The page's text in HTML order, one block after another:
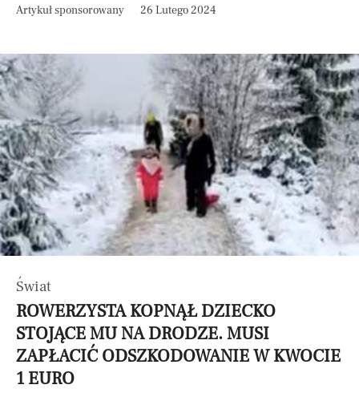
Artykuł sponsorowany 26 Lutego 2024
Świat
ROWERZYSTA KOPNĄŁ DZIECKO
STOJĄCE MU NA DRODZE. MUSI
ZAPŁACIĆ ODSZKODOWANIE W KWOCIE
1 EURO